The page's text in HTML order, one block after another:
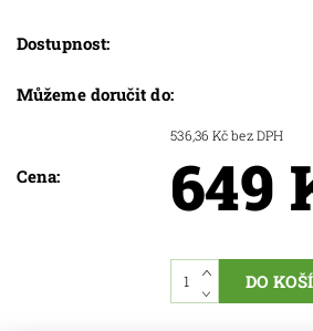
Dostupnost:
Můžeme doručit do:
Cena:
536,36 Kč bez DPH
649